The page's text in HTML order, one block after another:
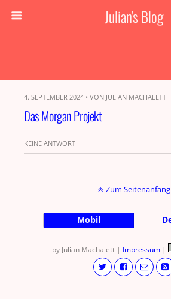
Julian's Blog
4. SEPTEMBER 2024 • VON JULIAN MACHALETT
Das Morgan Projekt
KEINE ANTWORT
Zum Seitenanfang
Mobil
by Julian Machalett | Impressum |